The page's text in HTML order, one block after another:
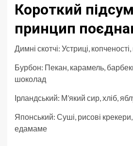
Короткий
принцип
Димні скотчі: Устриці,
Бурбон: Пекан, карамель,
шоколад
Ірландський: М’який сир, хліб,
Японський: Суші, рисові
едамаме